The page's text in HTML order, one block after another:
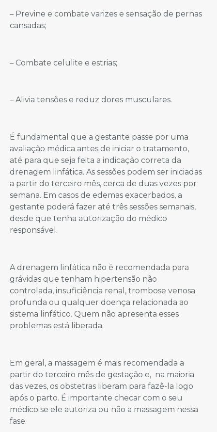
– Previne e combate varizes e sensação de pernas
cansadas;
– Combate celulite e estrias;
– Alivia tensões e reduz dores musculares.
É fundamental que a gestante passe por uma
avaliação médica antes de iniciar o tratamento,
até para que seja feita a indicação correta da
drenagem linfática. As sessões podem ser iniciadas
a partir do terceiro mês, cerca de duas vezes por
semana. Em casos de edemas exacerbados, a
gestante poderá fazer até três sessões semanais,
desde que tenha autorização do médico
responsável.
A drenagem linfática não é recomendada para
grávidas que tenham hipertensão não
controlada, insuficiência renal, trombose venosa
profunda ou qualquer doença relacionada ao
sistema linfático. Quem não apresenta esses
problemas está liberada.
Em geral, a massagem é mais recomendada a
partir do terceiro mês de gestação e, na maioria
das vezes, os obstetras liberam para fazê-la logo
após o parto. É importante checar com o seu
médico se ele autoriza ou não a massagem nessa
fase.